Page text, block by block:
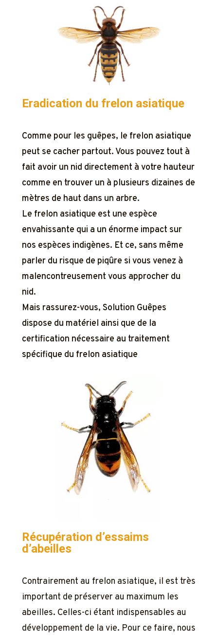
Eradication du frelon asiatique
Comme pour les guêpes, le frelon asiatique
peut se cacher partout. Vous pouvez tout à
fait avoir un nid directement à votre hauteur
comme en trouver un à plusieurs dizaines de
mètres de haut dans un arbre.
Le frelon asiatique est une espèce
envahissante qui a un énorme impact sur
nos espèces indigènes. Et ce, sans même
parler du risque de piqûre si vous venez à
malencontreusement vous approcher du
nid.
Mais rassurez-vous, Solution Guêpes
dispose du matériel ainsi que de la
certification nécessaire au traitement
spécifique du frelon asiatique
Récupération d’essaims
d’abeilles
Contrairement au frelon asiatique, il est très
important de préserver au maximum les
abeilles. Celles-ci étant indispensables au
développement de la vie. Pour ce faire, nous